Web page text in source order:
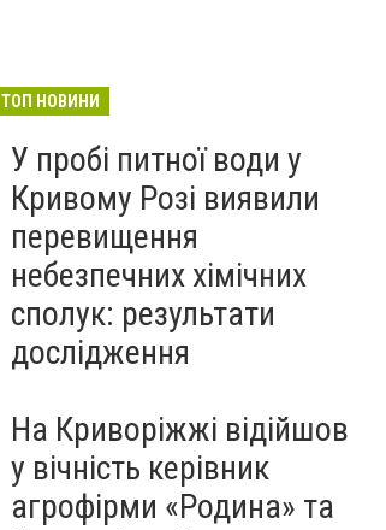
лабораторію за 139 тисяч
ТОП НОВИНИ
У пробі питної води у
Кривому Розі виявили
перевищення
небезпечних хімічних
сполук: результати
дослідження
На Криворіжжі відійшов
у вічність керівник
агрофірми «Родина» та